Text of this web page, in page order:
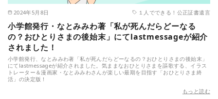
2024年5月8日 １人でできる！公正証書遺言
小学館発行・なとみみわ著「私が死んだらどーなる
の？おひとりさまの後始末」にてlastmessageが紹介
されました！
小学館発行、なとみみわ著「私が死んだらどーなるの？おひとりさまの後始末」
にてlastmessageが紹介されました。気ままなおひとりさまを謳歌する、イラス
トレーター＆漫画家・なとみみわさんが楽しい最期を目指す「おひとりさま終
活」の決定版！
もっと読む